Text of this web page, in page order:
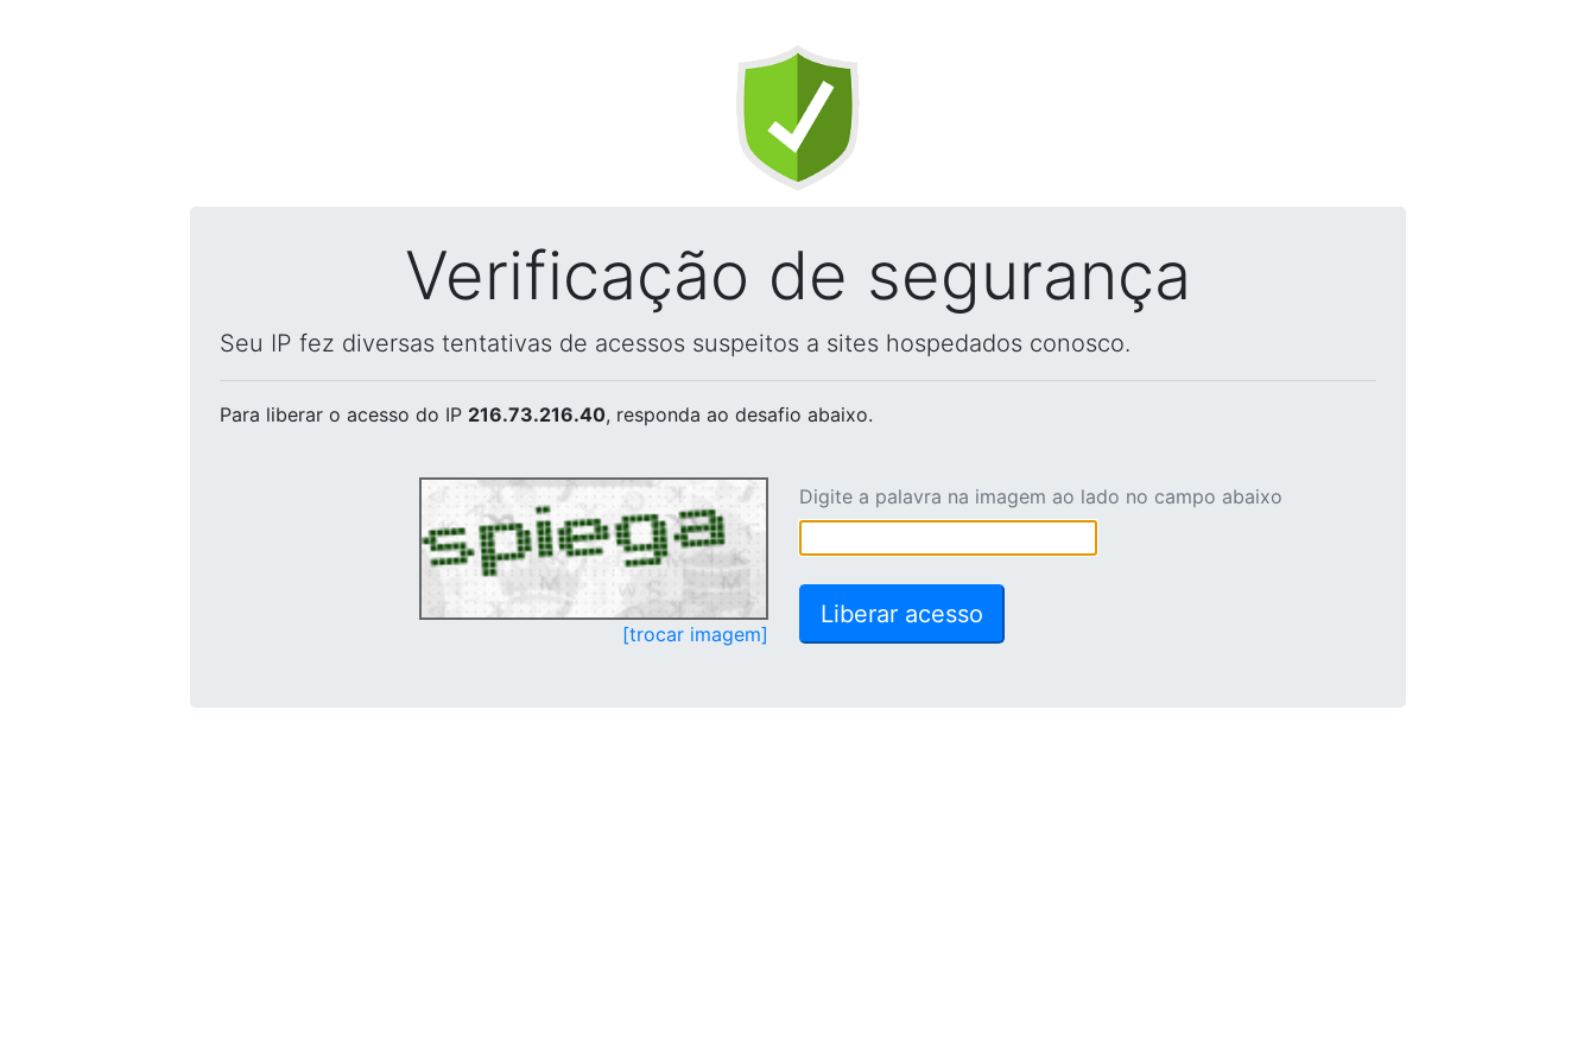
Verificação de segurança
Seu IP fez diversas tentativas de acessos suspeitos a sites hospedados conosco.
Para liberar o acesso do IP 216.73.216.40, responda ao desafio abaixo.
[trocar imagem]
Digite a palavra na imagem ao lado no campo abaixo